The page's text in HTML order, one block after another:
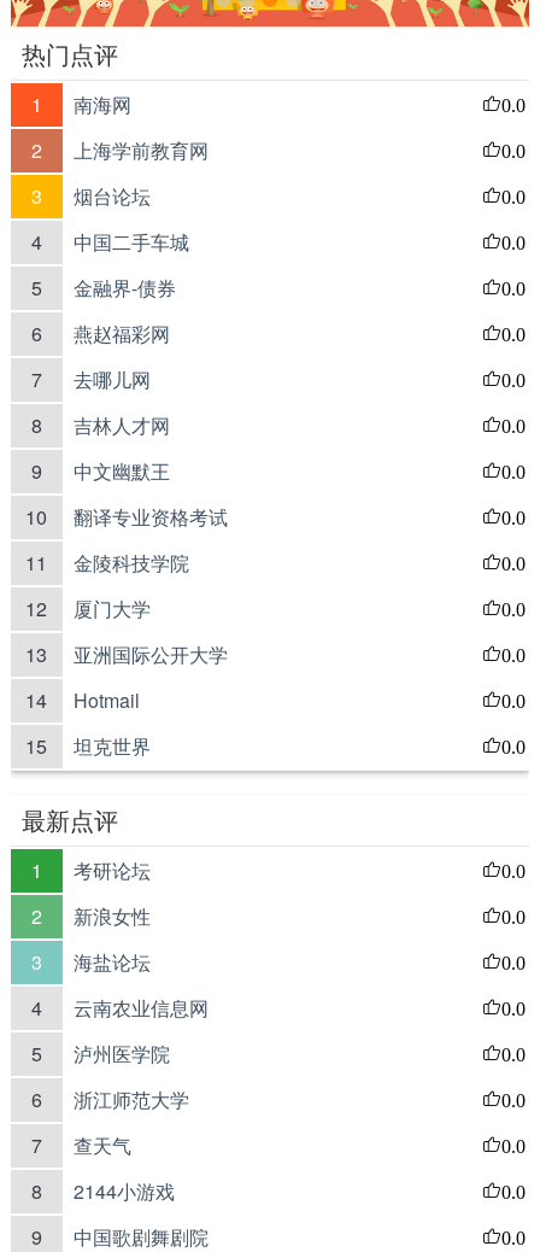
热门点评
1 南海网 0.0
2 上海学前教育网 0.0
3 烟台论坛 0.0
4 中国二手车城 0.0
5 金融界-债券 0.0
6 燕赵福彩网 0.0
7 去哪儿网 0.0
8 吉林人才网 0.0
9 中文幽默王 0.0
10 翻译专业资格考试 0.0
11 金陵科技学院 0.0
12 厦门大学 0.0
13 亚洲国际公开大学 0.0
14 Hotmail 0.0
15 坦克世界 0.0
最新点评
1 考研论坛 0.0
2 新浪女性 0.0
3 海盐论坛 0.0
4 云南农业信息网 0.0
5 泸州医学院 0.0
6 浙江师范大学 0.0
7 查天气 0.0
8 2144小游戏 0.0
9 中国歌剧舞剧院 0.0